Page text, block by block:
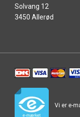
Solvang 12
3450 Allerød
Vi er e-